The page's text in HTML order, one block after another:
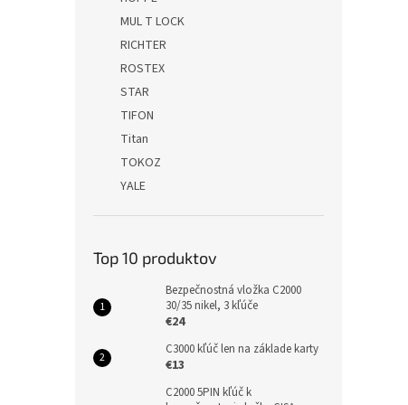
MUL T LOCK
RICHTER
ROSTEX
STAR
TIFON
Titan
TOKOZ
YALE
Top 10 produktov
Bezpečnostná vložka C2000
30/35 nikel, 3 kľúče
€24
C3000 kľúč len na základe karty
€13
C2000 5PIN kľúč k